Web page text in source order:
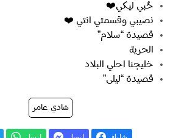
حُبي ليكي❤️
نصيبي وقسمتي انتي ❤️
قصيدة “سلام”
الحرية
خليجنا احلي البلاد
قصيدة “ليلى”
شادي عامر